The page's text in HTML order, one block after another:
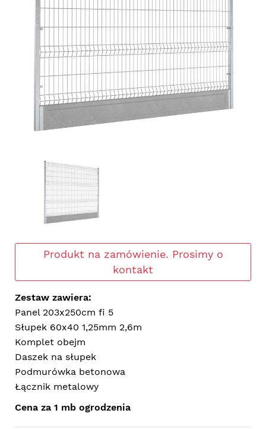
Produkt na zamówienie. Prosimy o
kontakt
Zestaw zawiera:
Panel 203x250cm fi 5
Słupek 60x40 1,25mm 2,6m
Komplet obejm
Daszek na słupek
Podmurówka betonowa
Łącznik metalowy
Cena za 1 mb ogrodzenia